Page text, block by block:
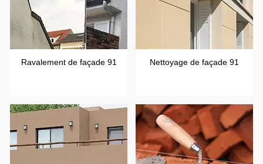
Ravalement de façade 91 Nettoyage de façade 91